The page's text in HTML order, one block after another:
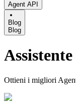
Agent API
Blog
Blog
Ottieni i migliori